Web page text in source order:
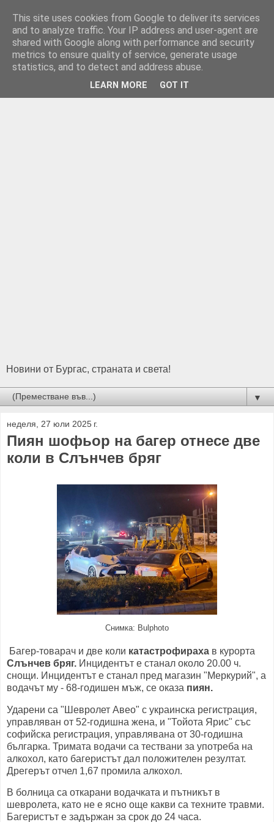
Новини от Бургас, страната и света!
▼
неделя, 27 юли 2025 г.
Пиян шофьор на багер отнесе две
коли в Слънчев бряг
Снимка: Bulphoto
Багер-товарач и две коли катастрофираха в курорта
Слънчев бряг. Инцидентът е станал около 20.00 ч.
снощи. Инцидентът е станал пред магазин "Меркурий", а
водачът му - 68-годишен мъж, се оказа пиян.
Ударени са "Шевролет Авео" с украинска регистрация,
управляван от 52-годишна жена, и "Тойота Ярис" със
софийска регистрация, управлявана от 30-годишна
българка. Тримата водачи са тествани за употреба на
алкохол, като багеристът дал положителен резултат.
Дрегерът отчел 1,67 промила алкохол.
В болница са откарани водачката и пътникът в
шевролета, като не е ясно още какви са техните травми.
Багеристът е задържан за срок до 24 часа.
This site uses cookies from Google to deliver its services
and to analyze traffic. Your IP address and user-agent are
shared with Google along with performance and security
metrics to ensure quality of service, generate usage
statistics, and to detect and address abuse.
LEARN MORE GOT IT